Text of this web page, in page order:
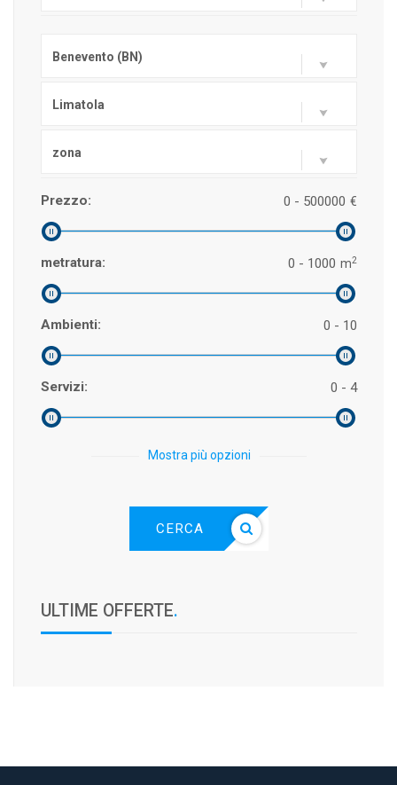
Benevento (BN)
Limatola
zona
Prezzo: €
0 - 500000
metratura: m2
0 - 1000
Ambienti: 0 - 10
Servizi: 0 - 4
Mostra più opzioni
CERCA
ULTIME OFFERTE.